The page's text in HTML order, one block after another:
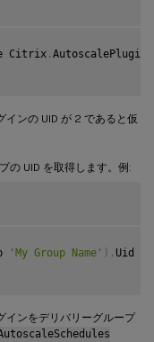
Citrix . AutoscalePlugin
インの UID が 2 であると仮
の UID を取得します。例:
'My Group Name' ) . Uid
インをデリバリーグループ